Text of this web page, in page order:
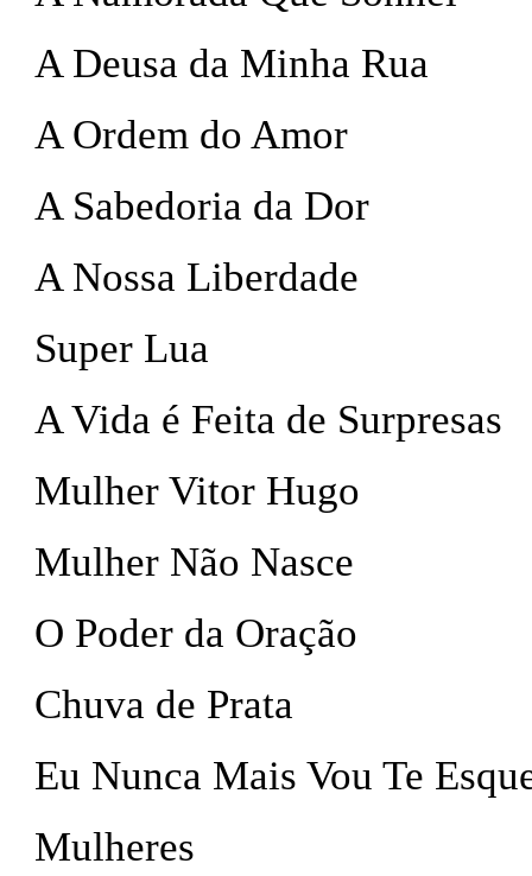
A Deusa da Minha Rua
A Ordem do Amor
A Sabedoria da Dor
A Nossa Liberdade
Super Lua
A Vida é Feita de Surpresas
Mulher Vitor Hugo
Mulher Não Nasce
O Poder da Oração
Chuva de Prata
Eu Nunca Mais Vou Te
Mulheres